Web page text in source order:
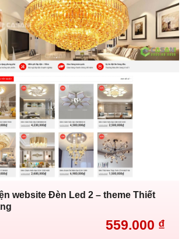
website Đèn Led 2 – theme Thiết
559.000 ₫